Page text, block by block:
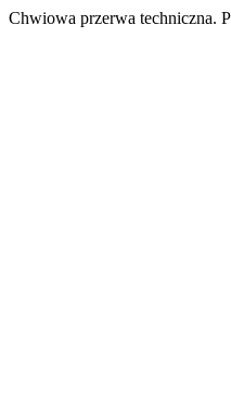
Chwiowa przerwa techniczna.